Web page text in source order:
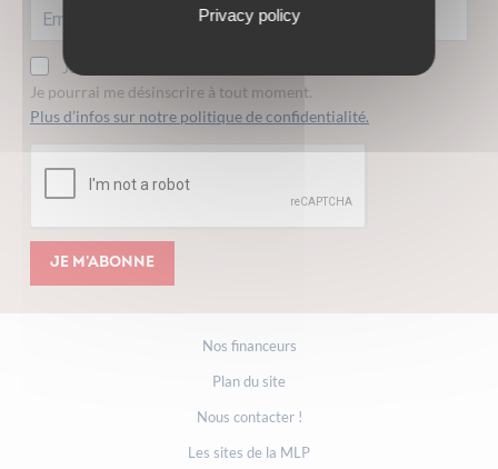
Je consens à recevoir la lettre d'information.
Je pourrai me désinscrire à tout moment.
Plus d’infos sur notre politique de confidentialité.
Je m'abonne
Nos financeurs
Plan du site
Nous contacter !
Les sites de la MLP
Privacy policy